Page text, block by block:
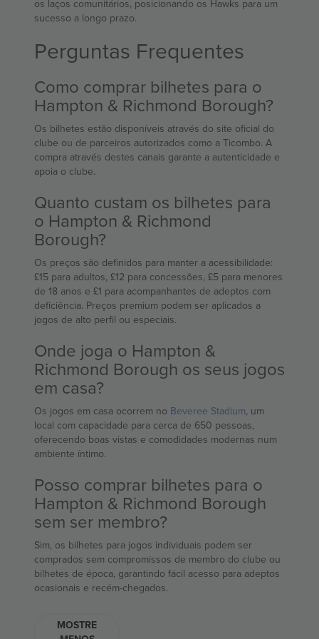
os laços comunitários, posicionando os Hawks para um
sucesso a longo prazo.
Perguntas Frequentes
Como comprar bilhetes para o
Hampton & Richmond Borough?
Os bilhetes estão disponíveis através do site oficial do
clube ou de parceiros autorizados como a Ticombo. A
compra através destes canais garante a autenticidade e
apoia o clube.
Quanto custam os bilhetes para
o Hampton & Richmond
Borough?
Os preços são definidos para manter a acessibilidade:
£15 para adultos, £12 para concessões, £5 para menores
de 18 anos e £1 para acompanhantes de adeptos com
deficiência. Preços premium podem ser aplicados a
jogos de alto perfil ou especiais.
Onde joga o Hampton &
Richmond Borough os seus jogos
em casa?
Os jogos em casa ocorrem no Beveree Stadium, um
local com capacidade para cerca de 650 pessoas,
oferecendo boas vistas e comodidades modernas num
ambiente íntimo.
Posso comprar bilhetes para o
Hampton & Richmond Borough
sem ser membro?
Sim, os bilhetes para jogos individuais podem ser
comprados sem compromissos de membro do clube ou
bilhetes de época, garantindo fácil acesso para adeptos
ocasionais e recém-chegados.
MOSTRE